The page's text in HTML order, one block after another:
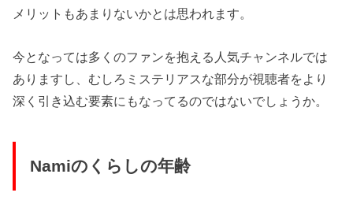
メリットもあまりないかとは思われます。
今となっては多くのファンを抱える人気チャンネルでは
ありますし、むしろミステリアスな部分が視聴者をより
深く引き込む要素にもなってるのではないでしょうか。
Namiのくらしの年齢